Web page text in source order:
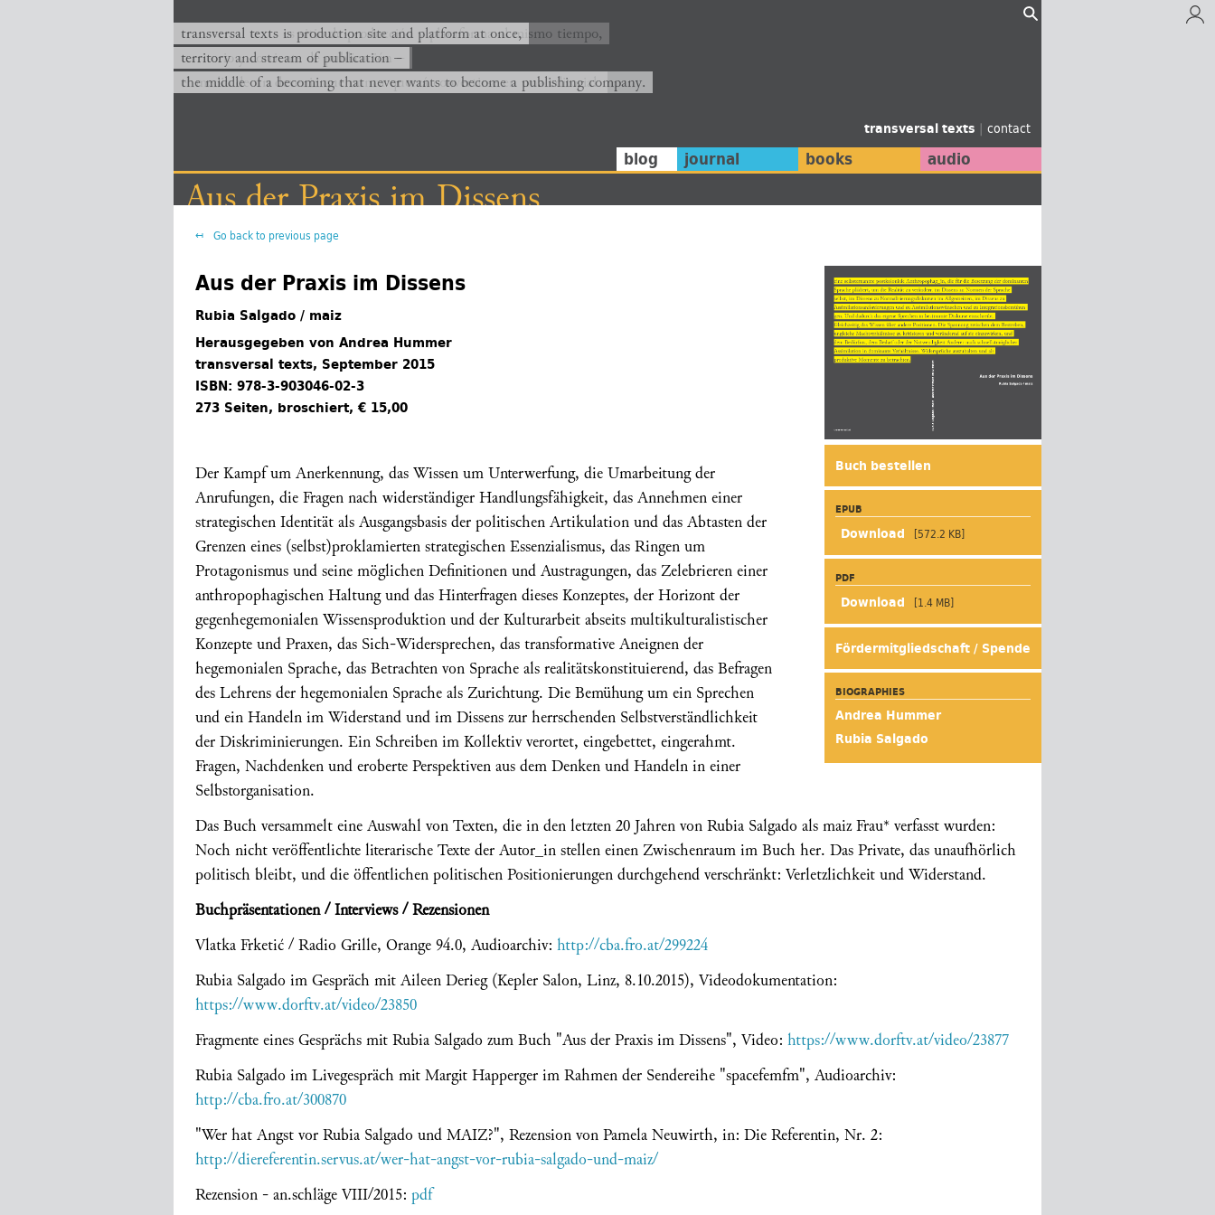
transversal texts es sitio de producción y plataforma al mismo tiempo,
territorio y corriente de publicación −
el medio de un devenir que nunca querrá convertirse en una editorial.
transversal texts is production site and platform at once,
territory and stream of publication −
the middle of a becoming that never wants to become a publishing company.
transversal texts | contact
blog journal books audio
Aus der Praxis im Dissens
Go back to previous page
Buch bestellen
EPUB
[572.2 KB]
PDF
[1.4 MB]
Fördermitgliedschaft / Spende
BIOGRAPHIES
Andrea Hummer
Rubia Salgado
Aus der Praxis im Dissens
Rubia Salgado / maiz
Herausgegeben von Andrea Hummer
transversal texts, September 2015
ISBN: 978-3-903046-02-3
273 Seiten, broschiert, € 15,00
Der Kampf um Anerkennung, das Wissen um Unterwerfung, die Umarbeitung der
Anrufungen, die Fragen nach widerständiger Handlungsfähigkeit, das Annehmen einer
strategischen Identität als Ausgangsbasis der politischen Artikulation und das Abtasten der
Grenzen eines (selbst)proklamierten strategischen Essenzialismus, das Ringen um
Protagonismus und seine möglichen Definitionen und Austragungen, das Zelebrieren einer
anthropophagischen Haltung und das Hinterfragen dieses Konzeptes, der Horizont der
gegenhegemonialen Wissensproduktion und der Kulturarbeit abseits multikulturalistischer
Konzepte und Praxen, das Sich-Widersprechen, das transformative Aneignen der
hegemonialen Sprache, das Betrachten von Sprache als realitätskonstituierend, das Befragen
des Lehrens der hegemonialen Sprache als Zurichtung. Die Bemühung um ein Sprechen
und ein Handeln im Widerstand und im Dissens zur herrschenden Selbstverständlichkeit
der Diskriminierungen. Ein Schreiben im Kollektiv verortet, eingebettet, eingerahmt.
Fragen, Nachdenken und eroberte Perspektiven aus dem Denken und Handeln in einer
Selbstorganisation.
Das Buch versammelt eine Auswahl von Texten, die in den letzten 20 Jahren von Rubia Salgado als maiz Frau* verfasst wurden:
Noch nicht veröffentlichte literarische Texte der Autor_in stellen einen Zwischenraum im Buch her. Das Private, das unaufhörlich
politisch bleibt, und die öffentlichen politischen Positionierungen durchgehend verschränkt: Verletzlichkeit und Widerstand.
Buchpräsentationen / Interviews / Rezensionen
Vlatka Frketić / Radio Grille, Orange 94.0, Audioarchiv: http://cba.fro.at/299224
Rubia Salgado im Gespräch mit Aileen Derieg (Kepler Salon, Linz, 8.10.2015), Videodokumentation:
https://www.dorftv.at/video/23850
Fragmente eines Gesprächs mit Rubia Salgado zum Buch "Aus der Praxis im Dissens", Video: https://www.dorftv.at/video/23877
Rubia Salgado im Livegespräch mit Margit Happerger im Rahmen der Sendereihe "spacefemfm", Audioarchiv:
http://cba.fro.at/300870
"Wer hat Angst vor Rubia Salgado und MAIZ?", Rezension von Pamela Neuwirth, in: Die Referentin, Nr. 2:
http://diereferentin.servus.at/wer-hat-angst-vor-rubia-salgado-und-maiz/
Rezension - an.schläge VIII/2015: pdf